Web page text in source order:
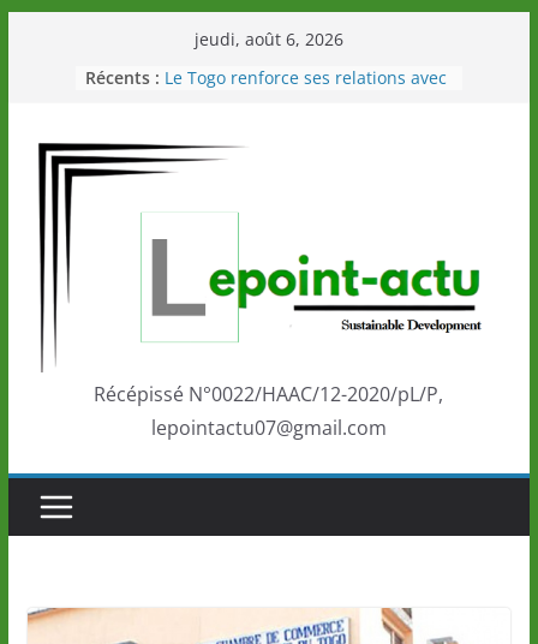
jeudi, août 6, 2026
Récents : Le Togo renforce ses relations avec
Éléphants en Côte d’Ivoire
LOTO DETENTE”, un nouveau tirage
marque de confiance au Togo sur
la scène internationale au-delà des
performances de ses athlètes
Togo: Que retenir de la politique
éducation et de l’ambition de
Récépissé N°0022/HAAC/12-2020/pL/P,
lepointactu07@gmail.com